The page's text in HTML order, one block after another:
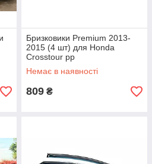
Бризковики Premium 2013-
2015 (4 шт) для Honda
Crosstour рр
Немає в наявності
809 ₴